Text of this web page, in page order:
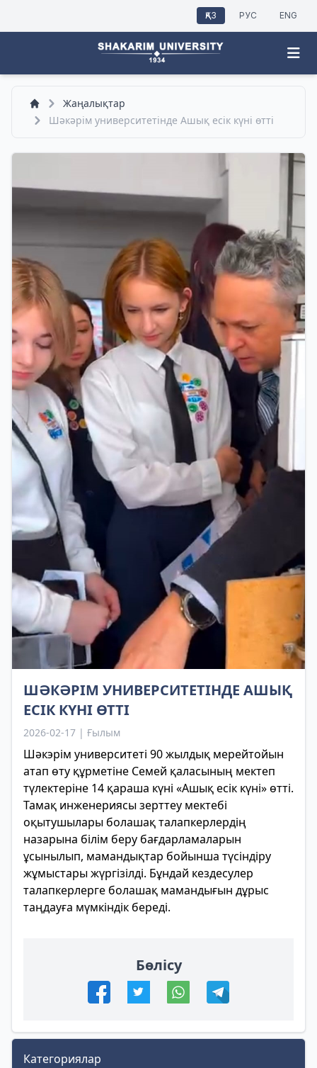
ҚАЗ РУС ENG
Жаңалықтар
Шәкәрім университетінде Ашық есік күні өтті
ШӘКӘРІМ УНИВЕРСИТЕТІНДЕ АШЫҚ
ЕСІК КҮНІ ӨТТІ
2026-02-17 | Ғылым
Шәкэрім университеті 90 жылдық мерейтойын
атап өту құрметіне Семей қаласының мектеп
түлектеріне 14 қараша күні «Ашық есік күні» өтті.
Тамақ инженериясы зерттеу мектебі
оқытушылары болашақ талапкерлердің
назарына білім беру бағдарламаларын
ұсынылып, мамандықтар бойынша түсіндіру
жұмыстары жүргізілді. Бұндай кездесулер
талапкерлерге болашақ мамандығын дұрыс
таңдауға мүмкіндік береді.
Бөлісу
Категориялар